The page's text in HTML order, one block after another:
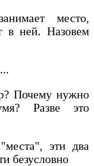
место,
в ней. Назовем
Почему нужно
Разве это
эти два
безусловно